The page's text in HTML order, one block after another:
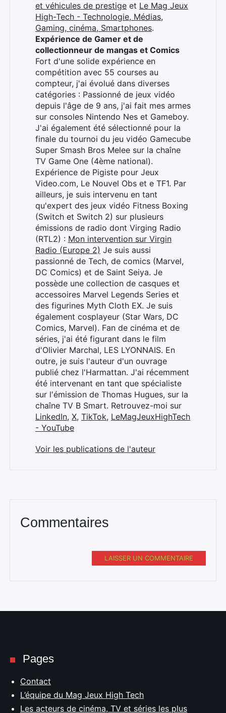
et véhicules de prestige et Le Mag Jeux
High-Tech - Technologie, Médias,
Gaming, cinéma, Smartphones.
Expérience de Gamer et de
collectionneur de mangas et Comics
Fort d'une solide expérience en
compétition avec 55 courses au
compteur, j'ai évolué dans diverses
catégories : Passionné de jeux vidéo
depuis l'âge de 9 ans, j'ai fait mes armes
sur consoles Nintendo Nes et Gameboy.
J'ai également été sélectionné pour la
finale du tournoi du jeu vidéo Gamecube
Super Smash Bros Melee sur la chaîne
TV Game One (4ème national).
Expérience de Pigiste pour Jeux
Video.com, Le Nouvel Obs et e TF1. Par
ailleurs, je suis intervenu en tant
qu'expert des jeux vidéo Fitness Boxing
(Switch et Switch 2) sur plusieurs
émissions de radio dont Virging Radio
(RTL2) : Mon intervention sur Virgin
Radio (Europe 2) Je suis aussi
passionné de Tech, de comics (Marvel,
DC Comics) et de Saint Seiya. Je
possède une collection de casques et
accessoires Marvel Legends Series et
des figurines Myth Cloth EX. Je suis
également cosplayeur (Star Wars, DC
Comics, Marvel). Fan de cinéma et de
séries, j'ai été figurant dans le film
d'Olivier Marchal, LES LYONNAIS. En
outre, je suis l'auteur d'un ouvrage
publié chez l'Harmattan. J'ai récemment
été intervenant en tant que spécialiste
sur l'émission de Thomas Hugues, sur la
chaîne TV B Smart. Retrouvez-moi sur
LinkedIn, X, TikTok, LeMagJeuxHighTech
- YouTube
Voir les publications de l'auteur
Commentaires
LAISSER UN COMMENTAIRE
Pages
Contact
L’équipe du Mag Jeux High Tech
Les acteurs de cinéma, TV et séries les plus
Rechercher
: